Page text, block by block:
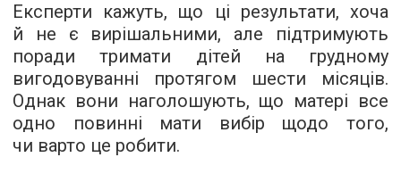
Експерти кажуть, що ці результати, хоча
й не є вирішальними, але підтримують
поради тримати дітей на грудному
вигодовуванні протягом шести місяців.
Однак вони наголошують, що матері все
одно повинні мати вибір щодо того,
чи варто це робити.